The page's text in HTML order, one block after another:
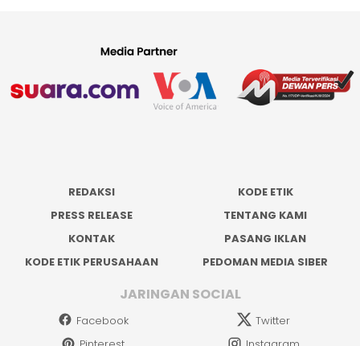
REDAKSI
KODE ETIK
PRESS RELEASE
TENTANG KAMI
KONTAK
PASANG IKLAN
KODE ETIK PERUSAHAAN
PEDOMAN MEDIA SIBER
JARINGAN SOCIAL
Facebook
Twitter